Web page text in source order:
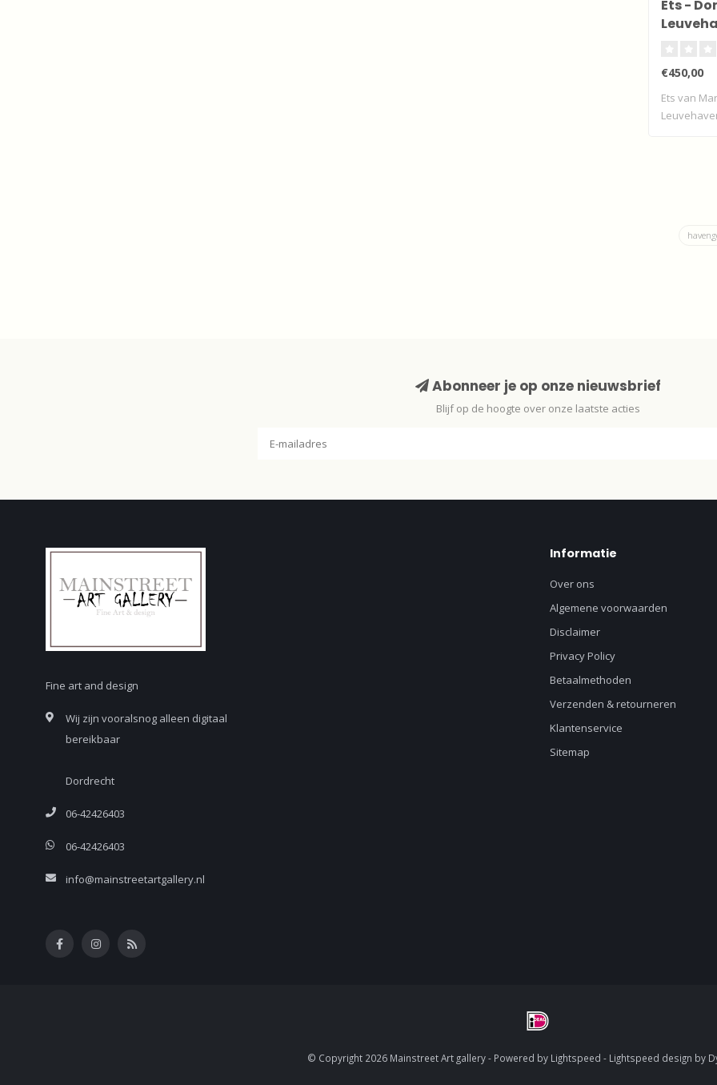
Ets -
€450,00
Ets van
Abonneer je op onze nieuwsbrief
Blijf op de hoogte over onze laatste acties
Fine art and design
Wij zijn vooralsnog alleen digitaal
bereikbaar
Dordrecht
06-42426403
06-42426403
info@mainstreetartgallery.nl
Informatie
Over ons
Algemene voorwaarden
Disclaimer
Privacy Policy
Betaalmethoden
Verzenden & retourneren
Klantenservice
Sitemap
© Copyright 2026 Mainstreet Art gallery - Powered by Lightspeed - Lightspeed design by